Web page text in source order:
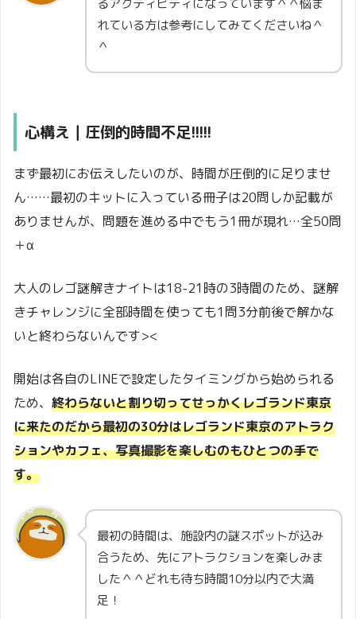
るアクティビティになっています＾＾悩ま
れている方は参考にしてみてくださいね＾
＾
心構え｜圧倒的時間不足!!!!!
まず最初にお伝えしたいのが、時間が圧倒的に足りませ
ん……最初のキットに入っている冊子は20問しか記載が
ありませんが、問題を進める中でもう1冊が現れ…全50問
＋α
大人のレゴ謎解きナイトは18-21時の3時間のため、謎解
きチャレンジに全部時間を使っても1問3分前後で解かな
いと終わらないんです><
開始は各自のLINEで設定したタイミングから始められる
ため、 終わらないと割り切ってせっかくレゴランド東京
に来たのだから最初の30分はレゴランド東京のアトラク
ションやカフェ、写真撮影を楽しむのもひとつの手で
す。
最初の時間は、施設内の謎スポットが込み
合うため、先にアトラクションを楽しみま
した＾＾どれも待ち時間10分以内で大満
足！